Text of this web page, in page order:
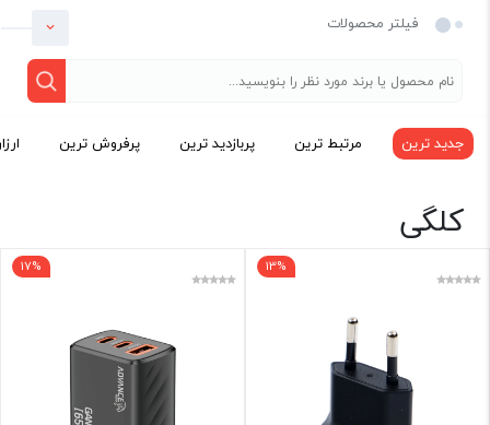
فیلتر محصولات
دسته بندی
شارژر 🔌
شیائومی
برند
جدید ترین مرتبط ترین پربازدید ترین پرفروش ترین
کلگی
13%
17%